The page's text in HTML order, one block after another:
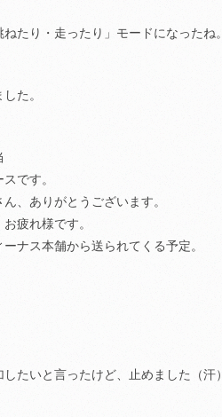
たり・走ったり」モードになったね。
た。
です。
、ありがとうございます。
疲れ様です。
ナス本舗から送られてくる予定。
たいと言ったけど、止めました（汗）